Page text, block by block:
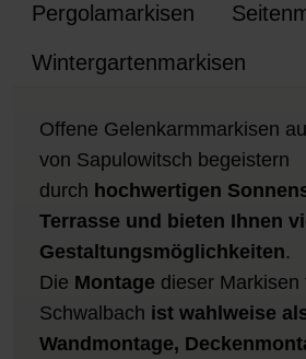
Pergolamarkisen
Wintergartenmarkisen
Offene Gelenkarmmarkisen
von Sapulowitsch begeistern
durch hochwertigen
Terrasse und bieten Ihnen
Gestaltungsmöglichkeiten.
Die Montage dieser Markisen
Schwalbach ist wahlweise
Wandmontage,